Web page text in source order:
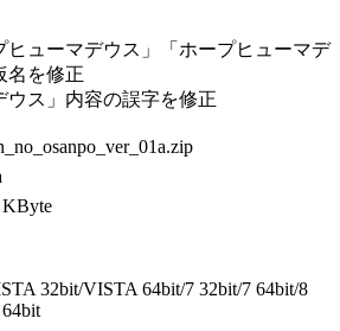
ューマデウス」「ホープヒューマデ
名を修正
ス」内容の誤字を修正
KByte
32bit/VISTA 64bit/7 32bit/7 64bit/8